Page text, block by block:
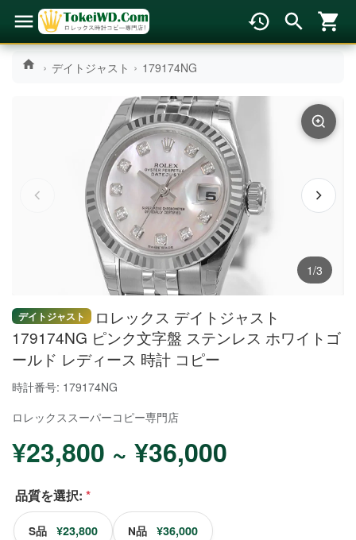
デイトジャスト 179174NG
1/3
デイトジャスト
ロレックス デイトジャスト
179174NG ピンク文字盤 ステンレス ホワイトゴ
ールド レディース 時計 コピー
時計番号: 179174NG
ロレックススーパーコピー専門店
¥23,800 ~ ¥36,000
品質を選択: *
S品 ¥23,800 N品 ¥36,000